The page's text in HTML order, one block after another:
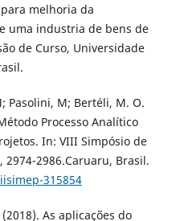
melhoria da
uma industria de bens de
de Curso, Universidade
Pasolini, M; Bertéli, M. O.
Processo Analítico
In: VIII Simpósio de
2974-2986.Caruaru, Brasil.
315854
As aplicações do